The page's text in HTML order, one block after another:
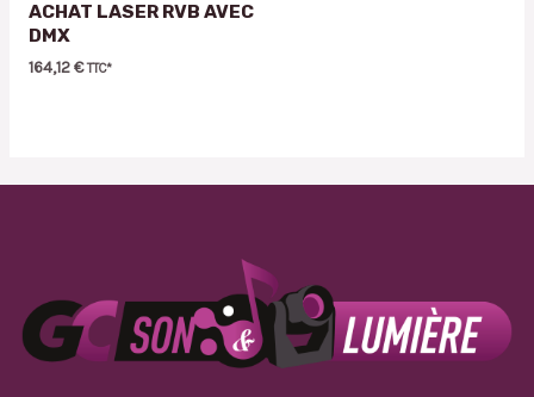
ACHAT LASER RVB AVEC
DMX
164,12€ TTC*